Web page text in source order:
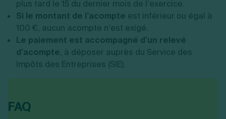
plus tard le 15 du dernier mois de l’exercice.
Si le montant de l’acompte est inférieur ou égal à
100 €, aucun acompte n’est exigé.
Le paiement est accompagné d’un relevé
d’acompte, à déposer auprès du Service des
Impôts des Entreprises (SIE).
FAQ